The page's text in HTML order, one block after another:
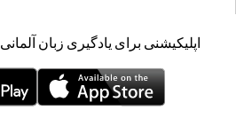
اپلیکیشنی برای یادگیری زبان آلمانی Language LinGo play